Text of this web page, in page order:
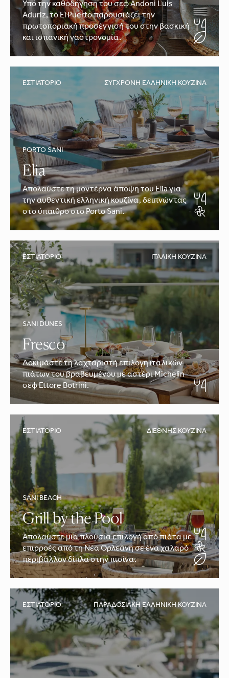
Υπό την καθοδήγηση του σεφ Andoni Luis
Aduriz, το El Puerto παρουσιάζει την
πρωτοποριακή προσέγγισή του στην βασκική
και ισπανική γαστρονομία.
ΕΣΤΙΑΤΌΡΙΟ ΣΎΓΧΡΟΝΗ ΕΛΛΗΝΙΚΉ ΚΟΥΖΊΝΑ
PORTO SANI
Elia
Απολαύστε τη μοντέρνα άποψη του Elia για
την αυθεντική ελληνική κουζίνα, δειπνώντας
στο ύπαιθρο στο Porto Sani.
ΕΣΤΙΑΤΌΡΙΟ ΠΑΡΑΔΟΣΙΑΚΉ ΕΛΛΗΝΙΚΉ ΚΟΥΖΊΝΑ
ΕΣΤΙΑΤΌΡΙΟ ΙΤΑΛΙΚΉ ΚΟΥΖΊΝΑ
SANI DUNES
Fresco
Δοκιμάστε τη λαχταριστή επιλογή ιταλικών
πιάτων του βραβευμένου με αστέρι Michelin
σεφ Ettore Botrini.
ΕΣΤΙΑΤΌΡΙΟ ΔΙΕΘΝΉΣ ΚΟΥΖΊΝΑ
SANI BEACH
Grill by the Pool
Απολαύστε μια πλούσια επιλογή από πιάτα με
επιρροές από τη Νέα Ορλεάνη σε ένα χαλαρό
περιβάλλον δίπλα στην πισίνα.